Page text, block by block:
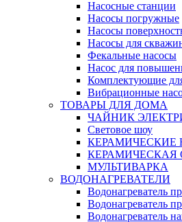
Насосные станции
Насосы погружные
Насосы
Насосы для
Фекальные насосы
Насос для
Комплектующие
Вибрационные
ТОВАРЫ ДЛЯ ДОМА
ЧАЙНИК
Световое шоу
КЕРАМИЧЕСКИЕ
КЕРАМИЧЕСКАЯ
МУЛЬТИВАРКА
ВОДОНАГРЕВАТЕЛИ
Водонагреватель
Водонагреватель
Водонагреватель